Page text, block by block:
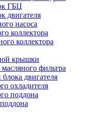
ГБЦ
двигателя
насоса
коллектора
коллектора
крышки
фильтра
двигателя
охладителя
поддона